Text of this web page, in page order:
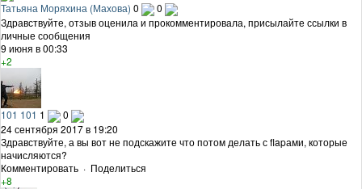
Татьяна Моряхина (Махова) 0
0
Здравствуйте, отзыв оценила и прокомментировала, присылайте ссылки в
личные сообщения
9 июня в 00:33
+2
101 101 1
0
24 сентября 2017 в 19:20
Здравствуйте, а вы вот не подскажите что потом делать с flapами, которые
начисляются?
Комментировать · Поделиться
+8